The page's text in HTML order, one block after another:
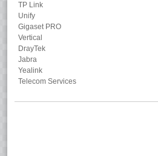
TP Link
Unify
Gigaset PRO
Vertical
DrayTek
Jabra
Yealink
Telecom Services